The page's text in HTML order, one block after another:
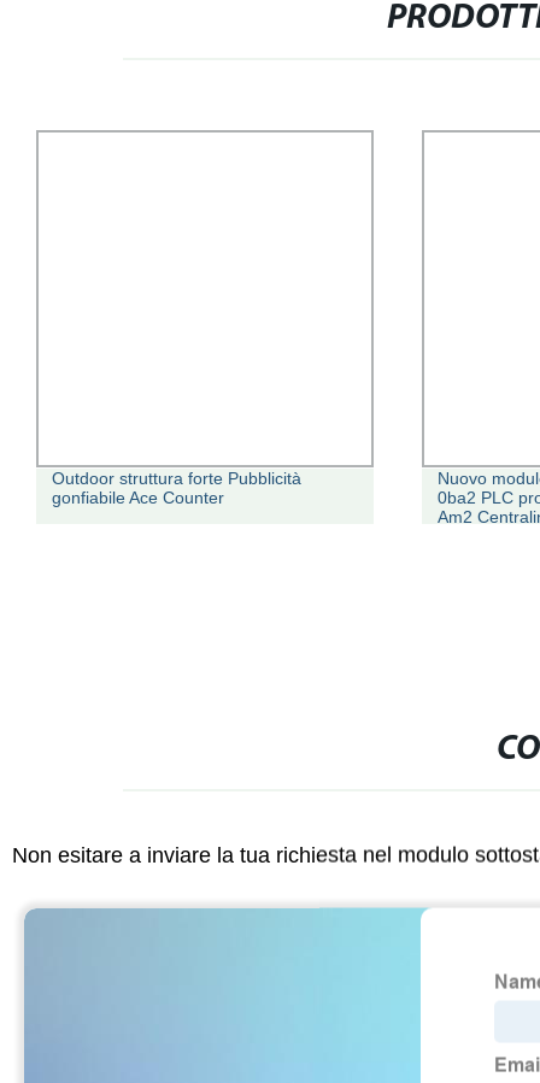
Outdoor struttura forte Pubblicità
gonfiabile Ace Counter
Nuovo
0ba2 PLC
Am2
Non esitare a inviare la tua richiesta nel modulo